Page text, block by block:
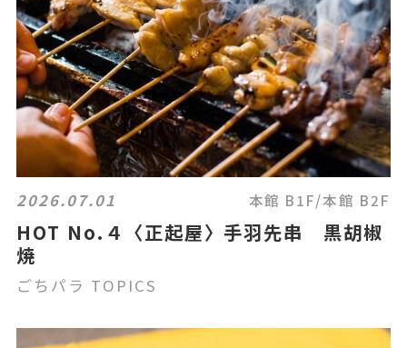
2026.07.01 本館 B1F/本館 B2F
HOT No.４〈正起屋〉手羽先串 黒胡椒
焼
ごちパラ TOPICS